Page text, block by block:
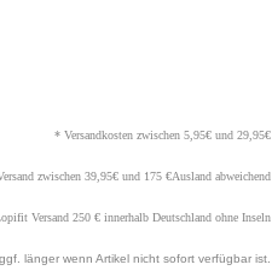
* Versandkosten zwischen 5,95€ und 29,95€
zwischen 39,95€ und 175 €Ausland abweichend
Versand 250 € innerhalb Deutschland ohne Inseln
länger wenn Artikel nicht sofort verfügbar ist.